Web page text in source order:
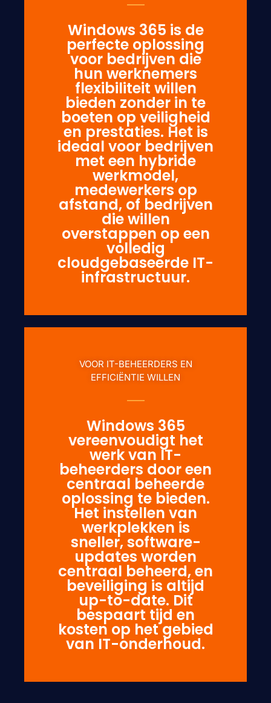
Windows 365 is de
perfecte oplossing
voor bedrijven die
hun werknemers
flexibiliteit willen
bieden zonder in te
boeten op veiligheid
en prestaties. Het is
ideaal voor bedrijven
met een hybride
werkmodel,
medewerkers op
afstand, of bedrijven
die willen
overstappen op een
volledig
cloudgebaseerde IT-
infrastructuur.
VOOR IT-BEHEERDERS EN
EFFICIËNTIE WILLEN
Windows 365
vereenvoudigt het
werk van IT-
beheerders door een
centraal beheerde
oplossing te bieden.
Het instellen van
werkplekken is
sneller, software-
updates worden
centraal beheerd, en
beveiliging is altijd
up-to-date. Dit
bespaart tijd en
kosten op het gebied
van IT-onderhoud.